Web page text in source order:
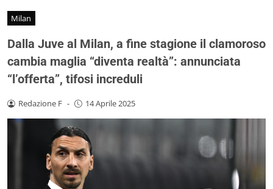
Milan
Dalla Juve al Milan, a fine stagione il clamoroso
cambia maglia “diventa realtà”: annunciata
“l’offerta”, tifosi increduli
Redazione F - 14 Aprile 2025